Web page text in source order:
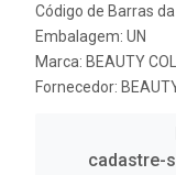
Código de Barras
Embalagem: UN
Marca: BEAUTY
Fornecedor:
cadastre-